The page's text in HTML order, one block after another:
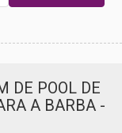
DE POOL DE
A BARBA -